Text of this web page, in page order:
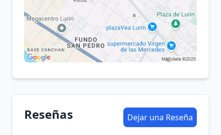
Reseñas Dejar una Reseña